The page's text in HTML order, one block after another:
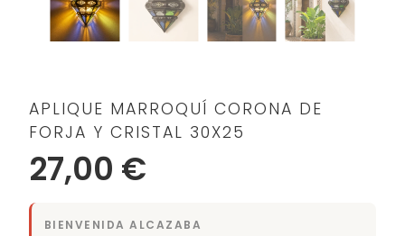
APLIQUE MARROQUÍ CORONA DE
FORJA Y CRISTAL 30X25
27,00 €
BIENVENIDA ALCAZABA